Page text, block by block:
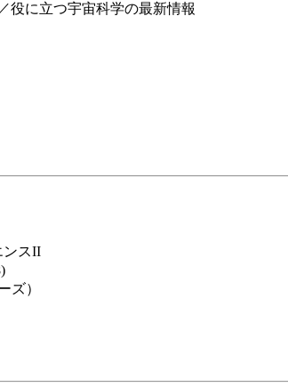
役に立つ宇宙科学の最新情報
ンスII
ズ）